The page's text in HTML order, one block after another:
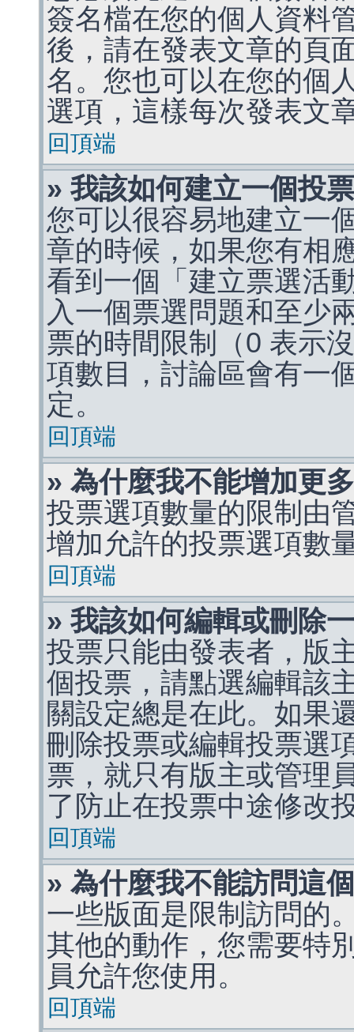
簽名檔在您的個人資料
後，請在發表文章的頁
名。您也可以在您的個
選項，這樣每次發表文
回頂端
» 我該如何建立一個投
您可以很容易地建立一
章的時候，如果您有相
看到一個「建立票選活
入一個票選問題和至少
票的時間限制（0 表示
項數目，討論區會有一
定。
回頂端
» 為什麼我不能增加更
投票選項數量的限制由
增加允許的投票選項數
回頂端
» 我該如何編輯或刪除
投票只能由發表者，版
個投票，請點選編輯該
關設定總是在此。如果
刪除投票或編輯投票選
票，就只有版主或管理
了防止在投票中途修改
回頂端
» 為什麼我不能訪問這
一些版面是限制訪問的
其他的動作，您需要特
員允許您使用。
回頂端